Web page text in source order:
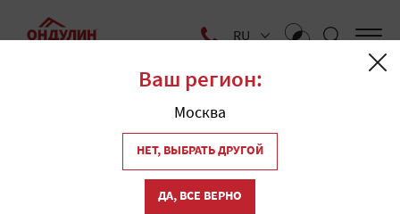
RU
По любым вопросам вы всегда можете связаться с нами по
электронной почте, через социальные сети или позвонить
Ваш регион:
Москва
НЕТ, ВЫБРАТЬ ДРУГОЙ
ДА, ВСЕ ВЕРНО